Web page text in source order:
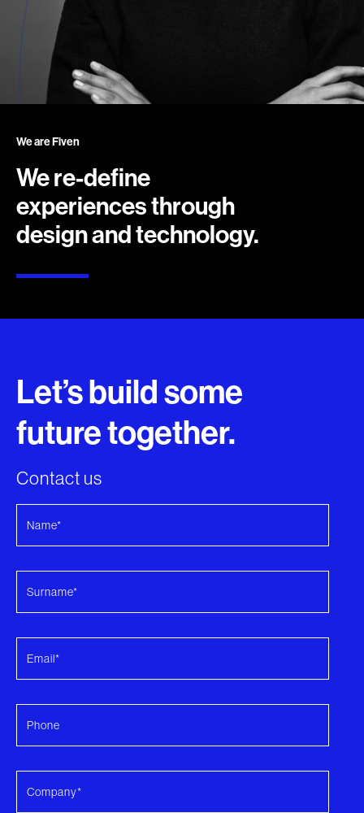
We are Fiven
We re-define
experiences through
design and technology.
Let’s build some
future together.
Contact us